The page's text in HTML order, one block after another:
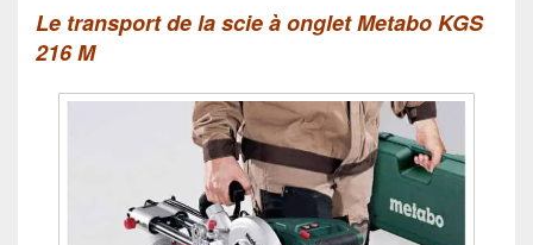
Le transport de la scie à onglet Metabo KGS
216 M